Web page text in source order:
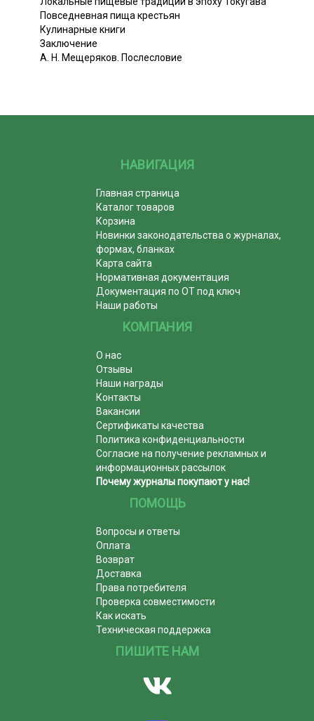
Повседневная пища крестьян
Кулинарные книги
Заключение
А. Н. Мещеряков. Послесловие
НАВИГАЦИЯ
Главная страница
Каталог товаров
Корзина
Новинки законодательства о журналах,
формах, бланках
Карта сайта
Нормативная документация
Документация по ОТ под ключ
Наши работы
КОМПАНИЯ
О нас
Отзывы
Наши награды
Контакты
Вакансии
Сертификаты качества
Политика конфиденциальности
Согласие на получение рекламных и
информационных рассылок
Почему журналы покупают у нас!
ПОМОЩЬ
Вопросы и ответы
Оплата
Возврат
Доставка
Права потребителя
Проверка совместимости
Как искать
Техническая поддержка
ПИШИТЕ НАМ